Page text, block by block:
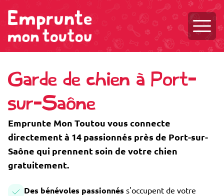
Garde de chien à Port-
sur-Saône
Emprunte Mon Toutou vous connecte
directement à 14 passionnés près de Port-sur-
Saône qui prennent soin de votre chien
gratuitement.
Des bénévoles passionnés s'occupent de votre